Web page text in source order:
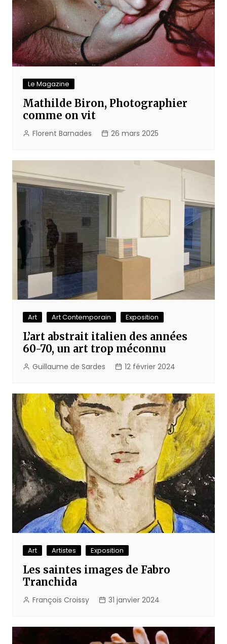
Le Magazine
Mathilde Biron, Photographier
comme on vit
Florent Barnades 26 mars 2025
Art Art Contemporain Exposition
L’art abstrait italien des années
60-70, un art trop méconnu
Guillaume de Sardes 12 février 2024
Art Artistes Exposition
Les saintes images de Fabro
Tranchida
François Croissy 31 janvier 2024